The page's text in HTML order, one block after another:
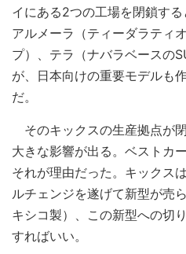
イにある2つの工場を閉鎖す
アルメーラ（ティーダラティ
プ）、テラ（ナバラベースの
が、日本向けの重要モデルも
だ。
そのキックスの生産拠点が
大きな影響が出る。ベストカ
それが理由だった。キックス
ルチェンジを遂げて新型が売
キシコ製）、この新型への切
すればいい。